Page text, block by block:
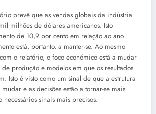
prevê que as vendas globais da indústria
milhões de dólares americanos. Isto
de 10,9 por cento em relação ao ano
está, portanto, a manter-se. Ao mesmo
o relatório, o foco económico está a mudar
produção e modelos em que os resultados
Isto é visto como um sinal de que a estrutura
e as decisões estão a tornar-se mais
sinais mais precisos.